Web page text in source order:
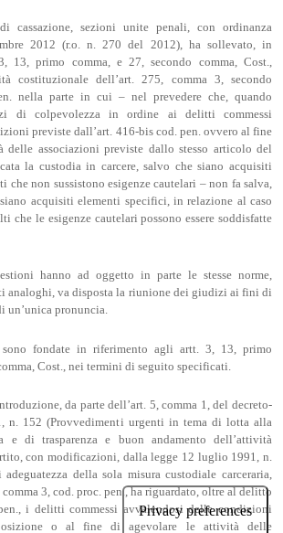
cassazione, sezioni unite penali, con ordinanza
2012 (r.o. n. 270 del 2012), ha sollevato, in
13, primo comma, e 27, secondo comma, Cost.,
costituzionale dell’art. 275, comma 3, secondo
nella parte in cui – nel prevedere che, quando
di colpevolezza in ordine ai delitti commessi
previste dall’art. 416-bis cod. pen. ovvero al fine
associazioni previste dallo stesso articolo del
la custodia in carcere, salvo che siano acquisiti
che non sussistono esigenze cautelari – non fa salva,
acquisiti elementi specifici, in relazione al caso
che le esigenze cautelari possono essere soddisfatte
hanno ad oggetto in parte le stesse norme,
analoghi, va disposta la riunione dei giudizi ai fini di
un’unica pronuncia.
fondate in riferimento agli artt. 3, 13, primo
Cost., nei termini di seguito specificati.
da parte dell’art. 5, comma 1, del decreto-
n. 152 (Provvedimenti urgenti in tema di lotta alla
e di trasparenza e buon andamento dell’attività
con modificazioni, dalla legge 12 luglio 1991, n.
della sola misura custodiale carceraria,
3, cod. proc. pen., ha riguardato, oltre al delitto
i delitti commessi avvalendosi delle condizioni
o al fine di agevolare le attività delle